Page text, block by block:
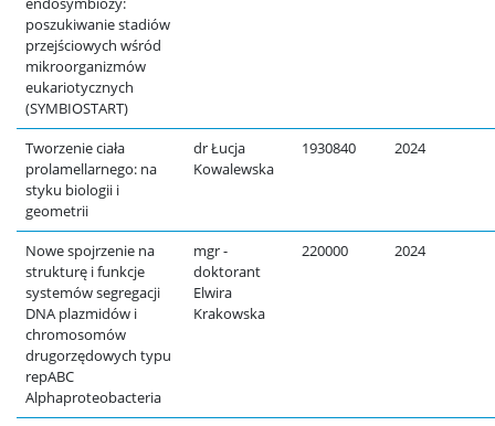
poszukiwanie stadiów
przejściowych wśród
mikroorganizmów
eukariotycznych
(SYMBIOSTART)
Tworzenie ciała
prolamellarnego: na
styku biologii i
geometrii
dr Łucja
Kowalewska
1930840 2024
Nowe spojrzenie na
strukturę i funkcje
systemów segregacji
DNA plazmidów i
chromosomów
drugorzędowych typu
repABC
Alphaproteobacteria
mgr -
doktorant
Elwira
Krakowska
220000 2024